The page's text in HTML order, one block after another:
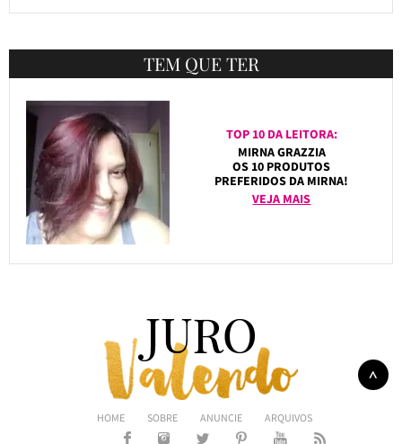
TEM QUE TER
TOP 10 DA LEITORA:
MIRNA GRAZZIA
OS 10 PRODUTOS
PREFERIDOS DA MIRNA!
VEJA MAIS
HOME SOBRE ANUNCIE ARQUIVOS